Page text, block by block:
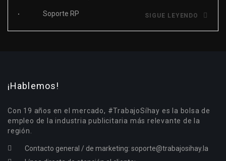
Soporte RP SIGUE LEYENDO
¡Hablemos!
Con 19 años en el mercado, #TrabajoSíhay es la bolsa de
empleo de la industria publicitaria más relevante de la
región.
Contacto general / de marketing: soporte@trabajosihay.la